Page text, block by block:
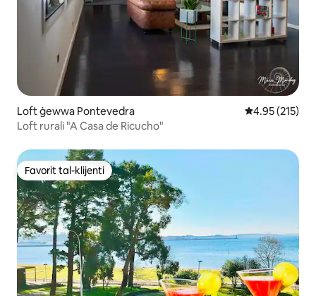
Loft ġewwa Pontevedra Rating medju
4.95 (215)
Loft rurali "A Casa de Ricucho"
Favorit tal-klijenti
Favorit tal-klijenti